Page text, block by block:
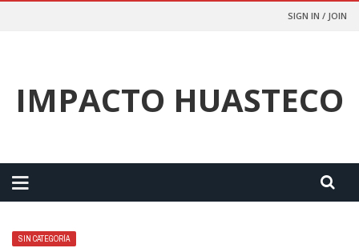
SIGN IN / JOIN
IMPACTO HUASTECO
SIN CATEGORÍA